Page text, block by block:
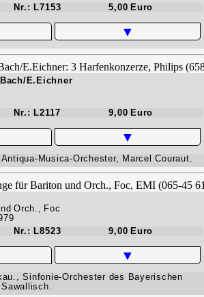
Nr.: L7153 5,00 Euro
▼
E.Eichner
Nr.: L2117 9,00 Euro
▼
Musica-Orchester, Marcel Couraut.
Orch., Foc
Nr.: L8523 9,00 Euro
▼
Sinfonie-Orchester des Bayerischen